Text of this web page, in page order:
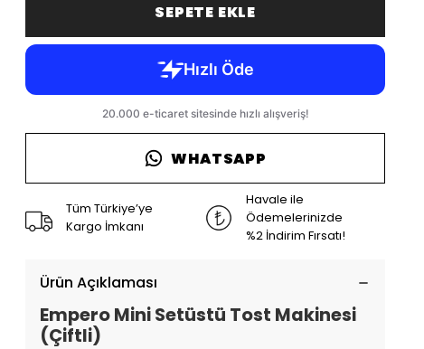
SEPETE EKLE
WHATSAPP
Tüm Türkiye’ye
Kargo İmkanı
Havale ile
Ödemelerinizde
%2 İndirim Fırsatı!
Ürün Açıklaması
Empero Mini Setüstü Tost Makinesi
(Çiftli)